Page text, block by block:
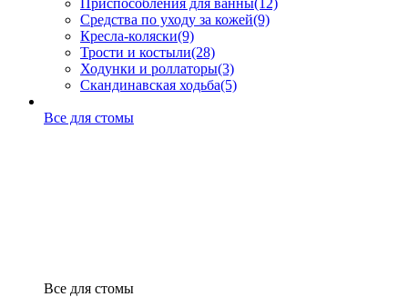
Приспособления для ванны(12)
Средства по уходу за кожей(9)
Кресла-коляски(9)
Трости и костыли(28)
Ходунки и роллаторы(3)
Скандинавская ходьба(5)
Все для стомы
Все для стомы